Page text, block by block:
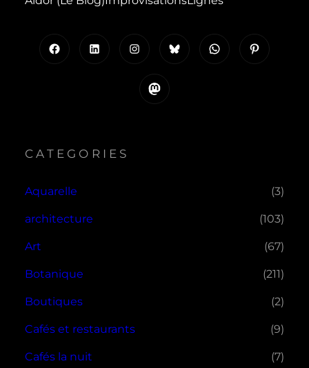
Instagram WhatsApp
Mastodon
CATEGORIES
Aquarelle (3)
architecture (103)
Art (67)
Botanique (211)
Boutiques (2)
Cafés et restaurants (9)
Cafés la nuit (7)